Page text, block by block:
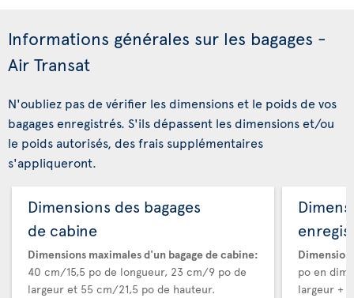
Informations générales sur les bagages -
Air Transat
N'oubliez pas de vérifier les dimensions et le poids de vos
bagages enregistrés. S'ils dépassent les dimensions et/ou
le poids autorisés, des frais supplémentaires
s'appliqueront.
Dimensions des bagages
de cabine
Dimensions maximales d'un bagage de cabine:
40 cm/15,5 po de longueur, 23 cm/9 po de
largeur et 55 cm/21,5 po de hauteur.
po en
largeur +